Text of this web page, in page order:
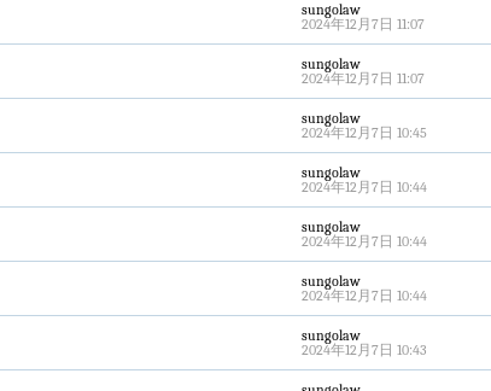
sungolaw
2024年12月7日 11:07
sungolaw
2024年12月7日 11:07
sungolaw
2024年12月7日 10:45
sungolaw
2024年12月7日 10:44
sungolaw
2024年12月7日 10:44
sungolaw
2024年12月7日 10:44
sungolaw
2024年12月7日 10:43